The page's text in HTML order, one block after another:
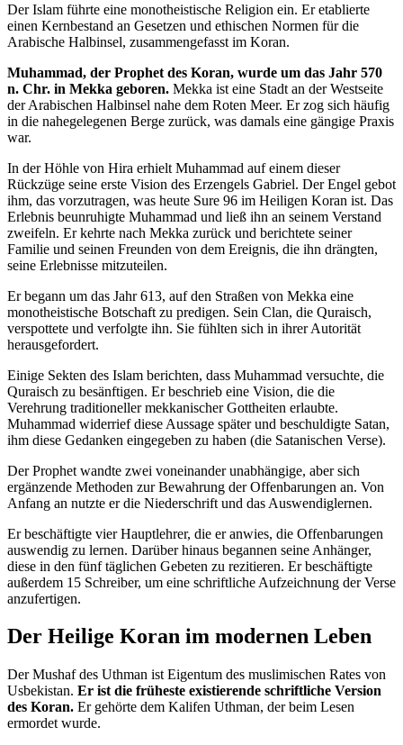
Der Islam führte eine monotheistische Religion ein. Er etablierte
einen Kernbestand an Gesetzen und ethischen Normen für die
Arabische Halbinsel, zusammengefasst im Koran.
Muhammad, der Prophet des Koran, wurde um das Jahr 570
n. Chr. in Mekka geboren. Mekka ist eine Stadt an der Westseite
der Arabischen Halbinsel nahe dem Roten Meer. Er zog sich häufig
in die nahegelegenen Berge zurück, was damals eine gängige Praxis
war.
In der Höhle von Hira erhielt Muhammad auf einem dieser
Rückzüge seine erste Vision des Erzengels Gabriel. Der Engel gebot
ihm, das vorzutragen, was heute Sure 96 im Heiligen Koran ist. Das
Erlebnis beunruhigte Muhammad und ließ ihn an seinem Verstand
zweifeln. Er kehrte nach Mekka zurück und berichtete seiner
Familie und seinen Freunden von dem Ereignis, die ihn drängten,
seine Erlebnisse mitzuteilen.
Er begann um das Jahr 613, auf den Straßen von Mekka eine
monotheistische Botschaft zu predigen. Sein Clan, die Quraisch,
verspottete und verfolgte ihn. Sie fühlten sich in ihrer Autorität
herausgefordert.
Einige Sekten des Islam berichten, dass Muhammad versuchte, die
Quraisch zu besänftigen. Er beschrieb eine Vision, die die
Verehrung traditioneller mekkanischer Gottheiten erlaubte.
Muhammad widerrief diese Aussage später und beschuldigte Satan,
ihm diese Gedanken eingegeben zu haben (die Satanischen Verse).
Der Prophet wandte zwei voneinander unabhängige, aber sich
ergänzende Methoden zur Bewahrung der Offenbarungen an. Von
Anfang an nutzte er die Niederschrift und das Auswendiglernen.
Er beschäftigte vier Hauptlehrer, die er anwies, die Offenbarungen
auswendig zu lernen. Darüber hinaus begannen seine Anhänger,
diese in den fünf täglichen Gebeten zu rezitieren. Er beschäftigte
außerdem 15 Schreiber, um eine schriftliche Aufzeichnung der Verse
anzufertigen.
Der Heilige Koran im modernen Leben
Der Mushaf des Uthman ist Eigentum des muslimischen Rates von
Usbekistan. Er ist die früheste existierende schriftliche Version
des Koran. Er gehörte dem Kalifen Uthman, der beim Lesen
ermordet wurde.